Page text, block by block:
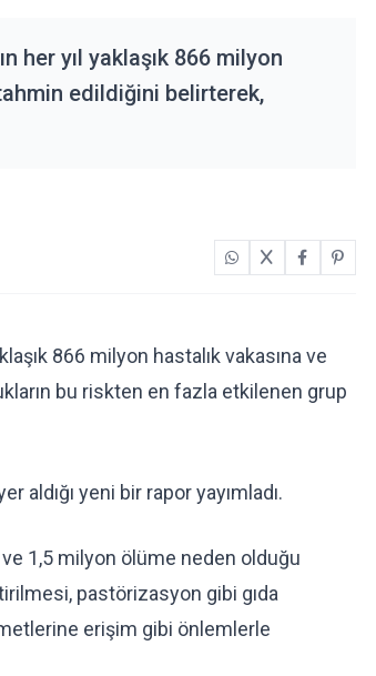
her yıl yaklaşık 866 milyon
edildiğini belirterek,
866 milyon hastalık vakasına ve
bu riskten en fazla etkilenen grup
aldığı yeni bir rapor yayımladı.
ve 1,5 milyon ölüme neden olduğu
pastörizasyon gibi gıda
erişim gibi önlemlerle